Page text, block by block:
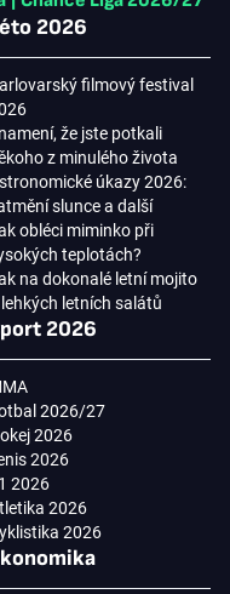
2026
filmový festival
že jste potkali
z minulého života
úkazy 2026:
slunce a další
obléci miminko při
teplotách?
na dokonalé letní mojito
letních salátů
2026
2026/27
2026
2026
2026
2026
2026